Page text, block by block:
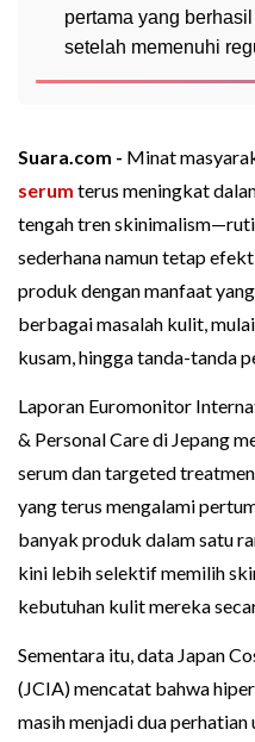
pertama yang
setelah memenuhi
Suara.com - Minat
serum terus meningkat
tengah tren
sederhana namun tetap
produk dengan manfaat
berbagai masalah kulit,
kusam, hingga tanda-tanda
Laporan Euromonitor
& Personal Care di Jepang
serum dan targeted
yang terus mengalami
banyak produk dalam satu
kini lebih selektif memilih
kebutuhan kulit mereka
Sementara itu, data Japan
(JCIA) mencatat bahwa
masih menjadi dua perhatian